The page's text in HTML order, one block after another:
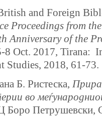
and Foreign
Proceedings from
Anniversary of the
8 Oct. 2017, Tirana:
Studies, 2018, 61-73.
Б. Ристеска,
во
Петрушевски,